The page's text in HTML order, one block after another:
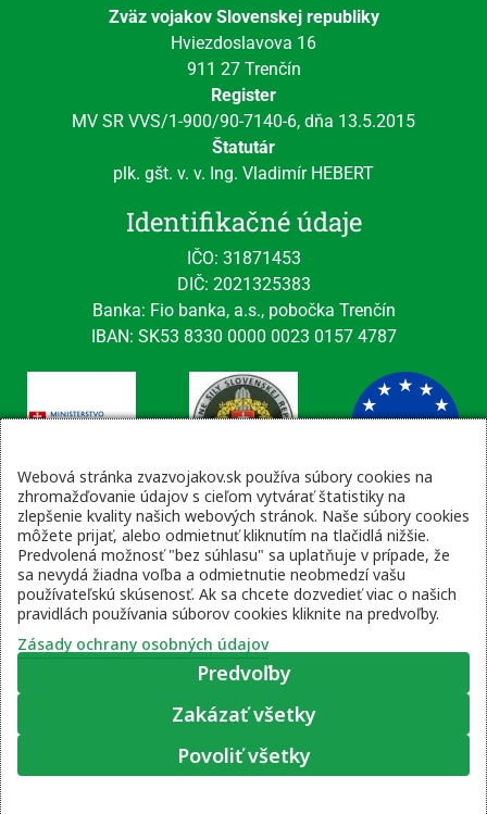
Zväz vojakov Slovenskej republiky
Hviezdoslavova 16
911 27 Trenčín
Register
MV SR VVS/1-900/90-7140-6, dňa 13.5.2015
Štatutár
plk. gšt. v. v. Ing. Vladimír HEBERT
Identifikačné údaje
IČO: 31871453
DIČ: 2021325383
Banka: Fio banka, a.s., pobočka Trenčín
IBAN: SK53 8330 0000 0023 0157 4787
Kontaktné údaje
email: tajomnik@zvsr.sk
telefón: 0908535335
vojenská linka: 0960 333 818
Zásady ochrany osobných údajov
© 2022 – 2026 Zväz vojakov SR, web stránku pripravil
Webová stránka zvazvojakov.sk používa súbory cookies na
zhromažďovanie údajov s cieľom vytvárať štatistiky na
zlepšenie kvality našich webových stránok. Naše súbory cookies
môžete prijať, alebo odmietnuť kliknutím na tlačidlá nižšie.
Predvolená možnosť "bez súhlasu" sa uplatňuje v prípade, že
sa nevydá žiadna voľba a odmietnutie neobmedzí vašu
používateľskú skúsenosť. Ak sa chcete dozvedieť viac o našich
pravidlách používania súborov cookies kliknite na predvoľby.
Zásady ochrany osobných údajov
Predvoľby
Zakázať všetky
Povoliť všetky